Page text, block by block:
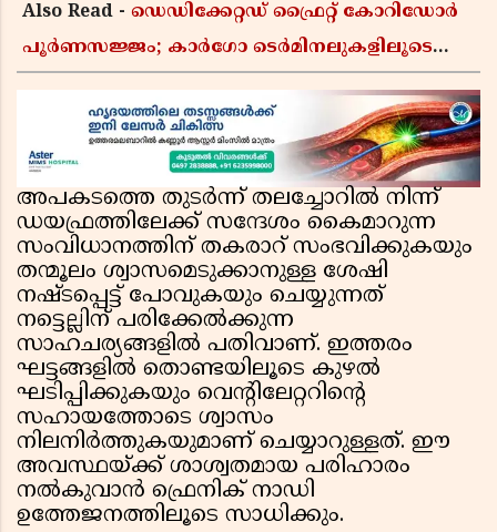
Also Read - ഡെഡിക്കേറ്റഡ് ഫ്രൈറ്റ് കോറിഡോർ
പൂർണസജ്ജം; കാർഗോ ടെർമിനലുകളിലൂടെ
വൻ കുതിപ്പ്
അപകടത്തെ തുടർന്ന് തലച്ചോറിൽ നിന്ന്
ഡയഫ്രത്തിലേക്ക് സന്ദേശം കൈമാറുന്ന
സംവിധാനത്തിന് തകരാറ് സംഭവിക്കുകയും
തന്മൂലം ശ്വാസമെടുക്കാനുള്ള ശേഷി
നഷ്ടപ്പെട്ട് പോവുകയും ചെയ്യുന്നത്
നട്ടെല്ലിന് പരിക്കേൽക്കുന്ന
സാഹചര്യങ്ങളിൽ പതിവാണ്. ഇത്തരം
ഘട്ടങ്ങളിൽ തൊണ്ടയിലൂടെ കുഴൽ
ഘടിപ്പിക്കുകയും വെന്റിലേറ്ററിന്റെ
സഹായത്തോടെ ശ്വാസം
നിലനിർത്തുകയുമാണ് ചെയ്യാറുള്ളത്. ഈ
അവസ്ഥയ്ക്ക് ശാശ്വതമായ പരിഹാരം
നൽകുവാൻ ഫ്രെനിക് നാഡി
ഉത്തേജനത്തിലൂടെ സാധിക്കും.